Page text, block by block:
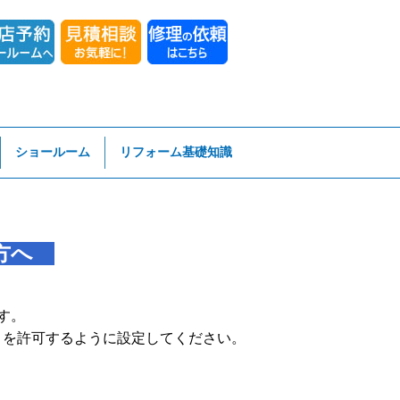
ショールーム リフォーム基礎知識
へ
。
許可するように設定してください。